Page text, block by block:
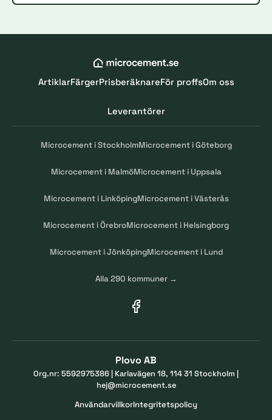
ArtiklarFärgerPrisberäknareFör proffsOm oss
Leverantörer
Microcement i StockholmMicrocement i Göteborg
Microcement i MalmöMicrocement i Uppsala
Microcement i LinköpingMicrocement i Västerås
Microcement i ÖrebroMicrocement i Helsingborg
Microcement i JönköpingMicrocement i Lund
Alla 290 kommuner →
Plovo AB
Org.nr: 5592975386 | Karlavägen 18, 114 31 Stockholm |
hej@microcement.se
AnvändarvillkorIntegritetspolicy